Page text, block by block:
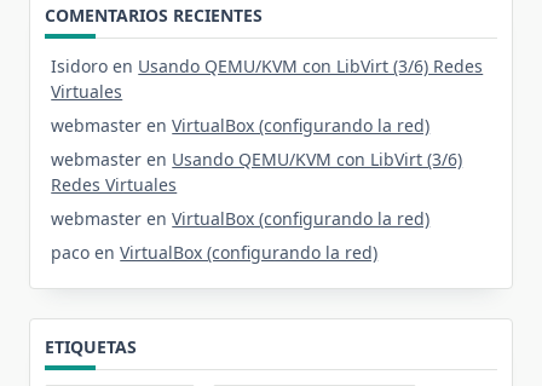
COMENTARIOS RECIENTES
Isidoro en Usando QEMU/KVM con LibVirt (3/6) Redes
Virtuales
webmaster enVirtualBox (configurando la red)
webmaster en Usando QEMU/KVM con LibVirt (3/6)
Redes Virtuales
webmaster enVirtualBox (configurando la red)
paco enVirtualBox (configurando la red)
ETIQUETAS